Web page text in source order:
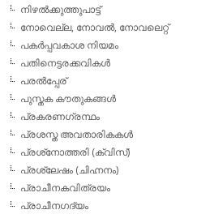
നിഴല്‍ക്കുത്തുപാട്ട്
നോവെല്ല, നോവല്‍, നോവലെറ്റ്
പകര്‍പ്പവകാശ നിയമം
പതിനെട്ടരക്കവികള്‍
പരല്‍പ്പേര്
പുസ്തക കൗതുകങ്ങള്‍
പ്രകരണഗ്രന്ഥം
പ്രശസ്ത അവതാരികകള്‍
പ്രശ്‌നോത്തരി (ക്വിസ്)
പ്രശ്ലേഷം (ചിഹ്നനം)
പ്രാചീനകവിത്രയം
പ്രാചീനഗദ്യം